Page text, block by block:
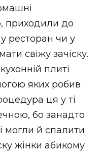
приходили до
ресторан чи у
свіжу зачіску.
плиті
яких робив
ця у ті
бо занадто
могли й спалити
жінки абикому